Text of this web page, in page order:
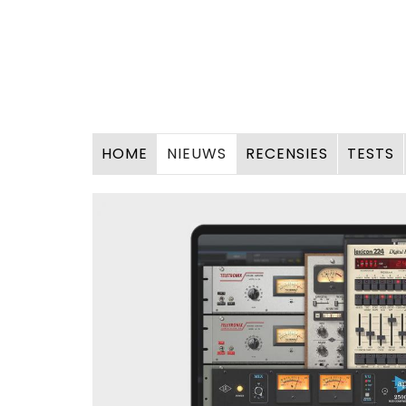
HOME NIEUWS RECENSIES TESTS